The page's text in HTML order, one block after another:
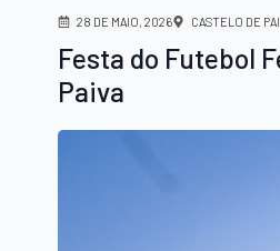
28 DE MAIO, 2026 CASTELO DE
Festa do Futebol
Paiva